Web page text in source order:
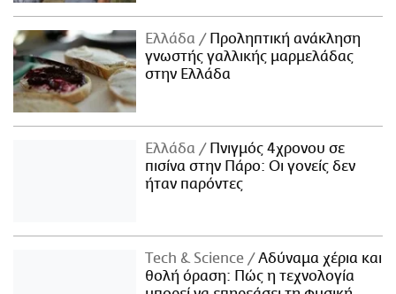
Ελλάδα
Προληπτική ανάκληση
γνωστής γαλλικής μαρμελάδας
στην Ελλάδα
Ελλάδα
Πνιγμός 4χρονου σε
πισίνα στην Πάρο: Οι γονείς δεν
ήταν παρόντες
Τech & Science
Αδύναμα χέρια και
θολή όραση: Πώς η τεχνολογία